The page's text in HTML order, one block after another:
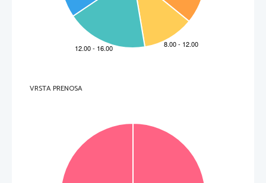
  _____________________________________________________________________________________
6.     Durant quel mois la girafe est-elle arrivée à destination?
  _____________________________________________________________________________________
7.     En quelle année est-elle morte?
  _____________________________________________________________________________________
VRSTA PRENOSA